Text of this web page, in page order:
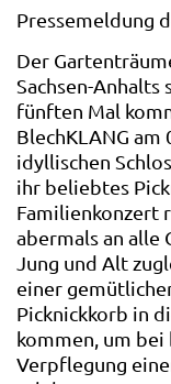
Pressemeldung
Der
Sachsen-Anhalts
fünften Mal
BlechKLANG am
idyllischen
ihr beliebtes
Familienkonzert
abermals an alle
Jung und Alt
einer
Picknickkorb in
kommen, um
Verpflegung